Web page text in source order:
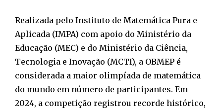
Realizada pelo Instituto de Matemática Pura e
Aplicada (IMPA) com apoio do Ministério da
Educação (MEC) e do Ministério da Ciência,
Tecnologia e Inovação (MCTI), a OBMEP é
considerada a maior olimpíada de matemática
do mundo em número de participantes. Em
2024, a competição registrou recorde histórico,